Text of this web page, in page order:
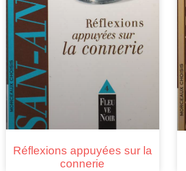
Réflexions appuyées sur la
connerie